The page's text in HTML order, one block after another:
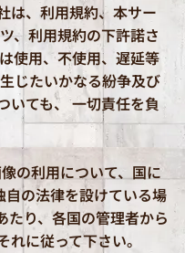
は、利用規約、本サー
、利用規約の下許諾さ
使用、不使用、遅延等
じたいかなる紛争及び
いても、 一切責任を負
の利用について、国に
自の法律を設けている場
たり、各国の管理者から
に従って下さい。